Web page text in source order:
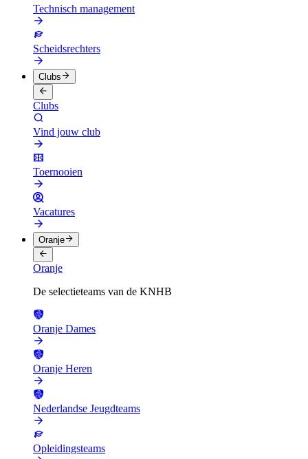
Technisch management
Scheidsrechters
Clubs
Clubs
Vind jouw club
Toernooien
Vacatures
Oranje
Oranje
De selectieteams van de KNHB
Oranje Dames
Oranje Heren
Nederlandse Jeugdteams
Opleidingsteams